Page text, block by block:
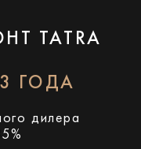
TATRA
ГОДА
дилера